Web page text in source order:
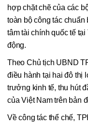
hợp chặt chẽ của các
toàn bộ công tác
tâm tài chính quốc tế
động.
Theo Chủ tịch UBND
điều hành tại hai đô thị
trưởng kinh tế, thu hút
của Việt Nam trên bản
Về công tác thể chế,